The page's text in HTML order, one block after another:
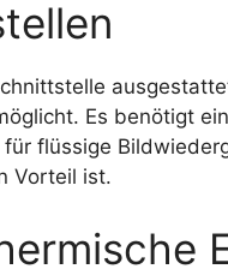
Es benötigt
flüssige
Vorteil ist.